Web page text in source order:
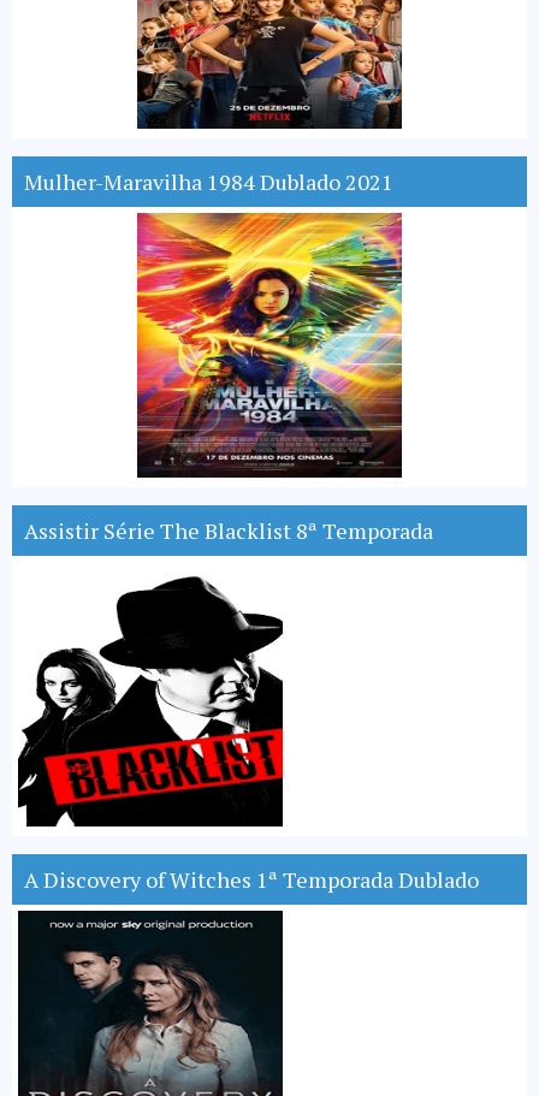
Mulher-Maravilha 1984 Dublado 2021
Assistir Série The Blacklist 8ª Temporada
A Discovery of Witches 1ª Temporada Dublado